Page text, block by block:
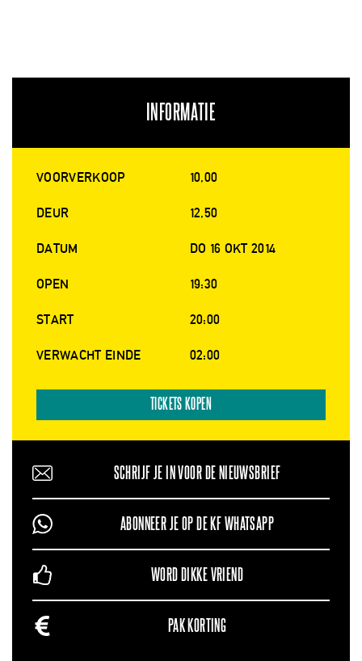
INFORMATIE
VOORVERKOOP 10,00
DEUR 12,50
DATUM DO 16 OKT 2014
OPEN 19:30
START 20:00
VERWACHT EINDE 02:00
TICKETS KOPEN
SCHRIJF JE IN VOOR DE NIEUWSBRIEF
ABONNEER JE OP DE KF WHATSAPP
WORD DIKKE VRIEND
PAK KORTING